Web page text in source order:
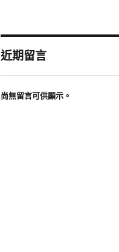
近期留言
尚無留言可供顯示。